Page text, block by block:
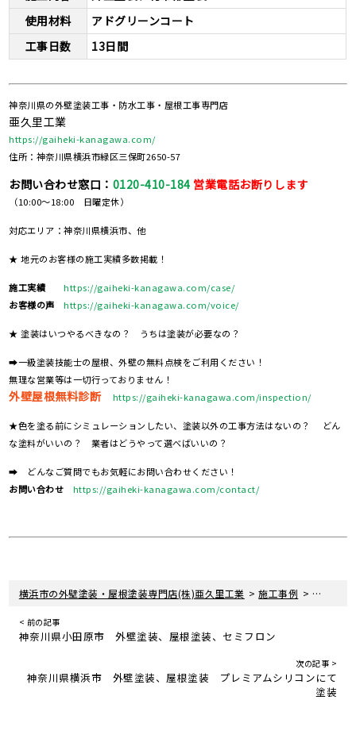
使用材料
アドグリーンコート
工事日数
13日間
神奈川県の外壁塗装工事・防水工事・屋根工事専門店
亜久里工業
https://gaiheki-kanagawa.com/
住所：神奈川県横浜市緑区三保町2650-57
お問い合わせ窓口： 0120-410-184 営業電話お断りします
（10:00～18:00 日曜定休）
対応エリア：神奈川県横浜市、他
★ 地元のお客様の施工実績多数掲載！
施工実績
https://gaiheki-kanagawa.com/case/
お客様の声
https://gaiheki-kanagawa.com/voice/
★ 塗装はいつやるべきなの？ うちは塗装が必要なの？
➡一級塗装技能士の屋根、外壁の無料点検をご利用ください！
無理な営業等は一切行っておりません！
外壁屋根無料診断 https://gaiheki-kanagawa.com/inspection/
★色を塗る前にシミュレーションしたい、塗装以外の工事方法はないの？ どん
な塗料がいいの？ 業者はどうやって選べばいいの？
➡ どんなご質問でもお気軽にお問い合わせください！
お問い合わせ
https://gaiheki-kanagawa.com/contact/
横浜市の外壁塗装・屋根塗装専門店(株)亜久里工業 >施工事例 > 神奈川
< 前の記事
神奈川県小田原市 外壁塗装、屋根塗装、セミフロン
次の記事 >
神奈川県横浜市 外壁塗装、屋根塗装 プレミアムシリコンにて
塗装